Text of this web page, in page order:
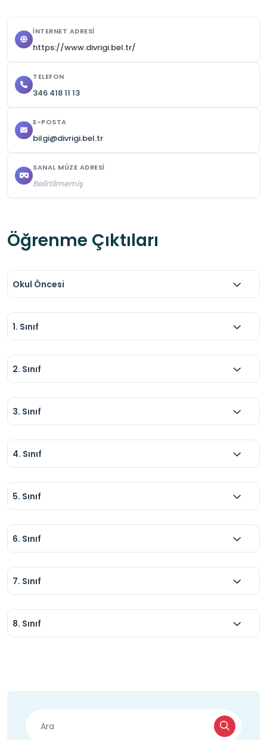
kalabalık saatlerde düzen korunmalıdır.
gösterilmelidir.
İNTERNET ADRESI
https://www.divrigi.bel.tr/
TELEFON
346 418 11 13
E-POSTA
bilgi@divrigi.bel.tr
SANAL MÜZE ADRESI
Belirtilmemiş
Öğrenme Çıktıları
Okul Öncesi
1. Sınıf
2. Sınıf
3. Sınıf
4. Sınıf
5. Sınıf
6. Sınıf
7. Sınıf
8. Sınıf